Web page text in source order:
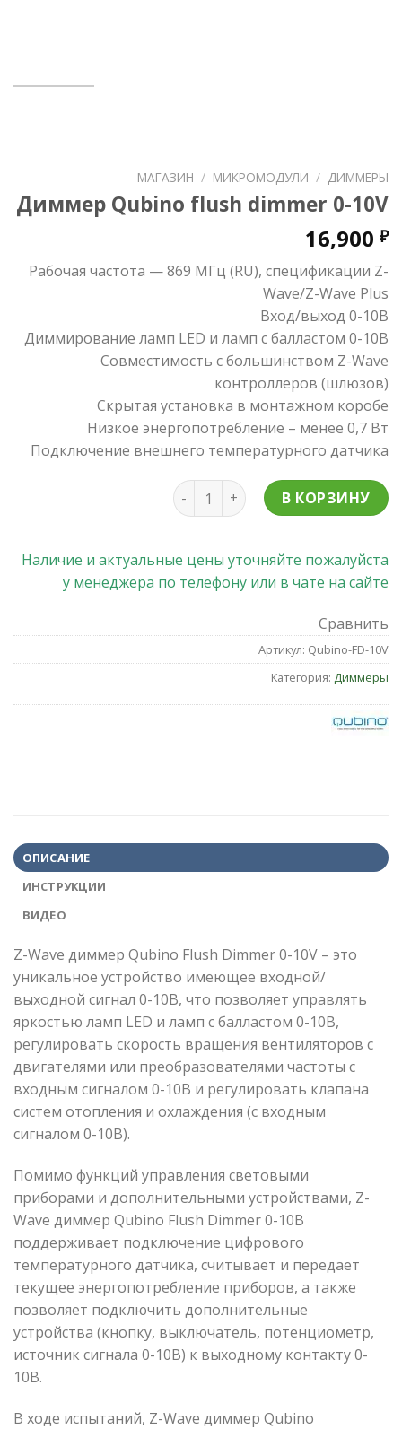
МАГАЗИН / МИКРОМОДУЛИ / ДИММЕРЫ
Диммер Qubino flush dimmer 0-10V
16,900 ₽
Рабочая частота — 869 MГц (RU), cпецификации Z-
Wave/Z-Wave Plus
Вход/выход 0-10В
Диммирование ламп LED и ламп с балластом 0-10В
Совместимость с большинством Z-Wave
контроллеров (шлюзов)
Скрытая установка в монтажном коробе
Низкое энергопотребление – менее 0,7 Вт
Подключение внешнего температурного датчика
Количество товара Диммер
В КОРЗИНУ
Наличие и актуальные цены уточняйте пожалуйста
у менеджера по телефону или в чате на сайте
Сравнить
Артикул: Qubino-FD-10V
Категория: Диммеры
ОПИСАНИЕ
ИНСТРУКЦИИ
ВИДЕО
Z-Wave диммер Qubino Flush Dimmer 0-10V – это
уникальное устройство имеющее входной/
выходной сигнал 0-10В, что позволяет управлять
яркостью ламп LED и ламп с балластом 0-10В,
регулировать скорость вращения вентиляторов с
двигателями или преобразователями частоты с
входным сигналом 0-10В и регулировать клапана
систем отопления и охлаждения (с входным
сигналом 0-10В).
Помимо функций управления световыми
приборами и дополнительными устройствами, Z-
Wave диммер Qubino Flush Dimmer 0-10В
поддерживает подключение цифрового
температурного датчика, считывает и передает
текущее энергопотребление приборов, а также
позволяет подключить дополнительные
устройства (кнопку, выключатель, потенциометр,
источник сигнала 0-10В) к выходному контакту 0-
10В.
В ходе испытаний, Z-Wave диммер Qubino